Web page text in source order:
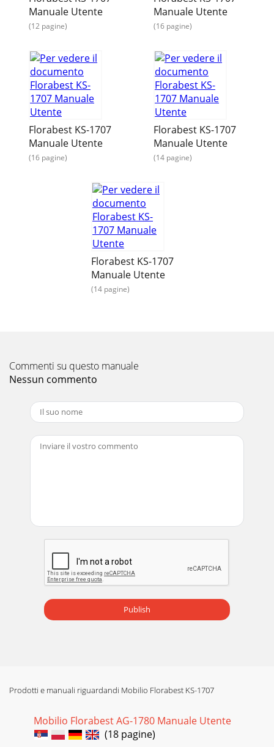
Manuale Utente
(12 pagine)
Manuale Utente
(16 pagine)
Florabest KS-1707
Manuale Utente
(16 pagine)
Florabest KS-1707
Manuale Utente
(14 pagine)
Florabest KS-1707
Manuale Utente
(14 pagine)
Commenti su questo manuale
Nessun commento
Publish
Prodotti e manuali riguardandi Mobilio Florabest KS-1707
Mobilio Florabest AG-1780 Manuale Utente
(18 pagine)